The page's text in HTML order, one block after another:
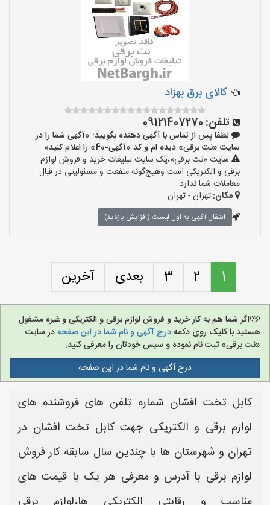
کالای برق بهزاد
تلفن: 09121407270
لطفا پس از تماس با آگهی دهنده بگویید: «آگهی شما را در
سایت «نت برقی» دیده ام و کد «آگهی-40» را اعلام کنید»
سایت «نت برقی»،یک سایت تبلیغات خرید و فروش لوازم
برقی و الکتریکی است وهیچ‌گونه منفعت و مسئولیتی در قبال
معاملات شما ندارد.
مکان:تهران - تهران
انتقال آگهی به اول لیست (افزایش بازدید)
1
2
3 بعدی آخرین
اگر شما هم به کار خرید و فروش لوازم برقی و الکتریکی و غیره مشغول
هستید با کلیک روی دکمهدرج آگهی و نام شما در این صفحهدر سایت
«نت برقی» ثبت نام نموده و سپس خودتان را معرفی کنید.
درج آگهی و نام شما در این صفحه
کابل تخت افشان شماره تلفن های فروشنده های
لوازم برقی و الکتریکی جهت کابل تخت افشان در
تهران و شهرستان ها با چندین سال سابقه کار فروش
لوازم برقی با آدرس و معرفی هر یک با قیمت های